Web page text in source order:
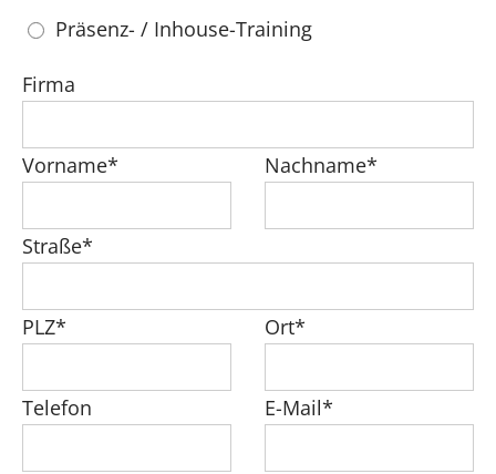
Präsenz- / Inhouse-Training
Firma
Vorname* Nachname*
Straße*
PLZ* Ort*
Telefon E-Mail*